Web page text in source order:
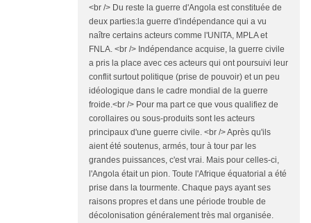
<br /> Du reste la guerre d'Angola est constituée de
deux parties:la guerre d'indépendance qui a vu
naître certains acteurs comme l'UNITA, MPLA et
FNLA. <br /> Indépendance acquise, la guerre civile
a pris la place avec ces acteurs qui ont poursuivi leur
conflit surtout politique (prise de pouvoir) et un peu
idéologique dans le cadre mondial de la guerre
froide.<br /> Pour ma part ce que vous qualifiez de
corollaires ou sous-produits sont les acteurs
principaux d'une guerre civile. <br /> Après qu'ils
aient été soutenus, armés, tour à tour par les
grandes puissances, c'est vrai. Mais pour celles-ci,
l'Angola était un pion. Toute l'Afrique équatorial a été
prise dans la tourmente. Chaque pays ayant ses
raisons propres et dans une période trouble de
décolonisation généralement très mal organisée.